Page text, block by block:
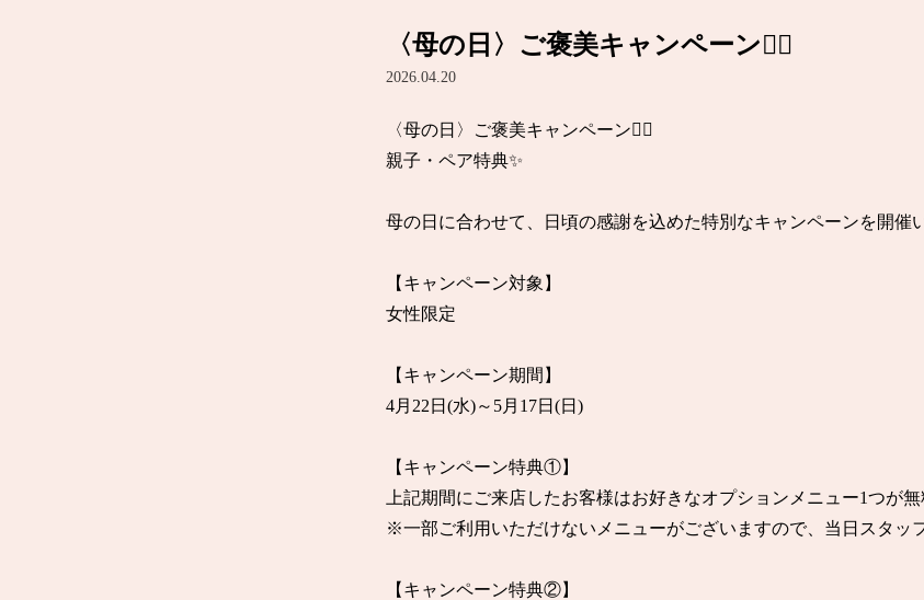
〈母の日〉ご褒美キャンペーン❤️‍🔥
2026.04.20
〈母の日〉ご褒美キャンペーン❤️‍🔥
親子・ペア特典✨
母の日に合わせて、日頃の感謝を込めた特別なキャンペーンを開催
【キャンペーン対象】
女性限定
【キャンペーン期間】
4月22日(水)～5月17日(日)
【キャンペーン特典①】
上記期間にご来店したお客様はお好きなオプションメニュー1つが無
※一部ご利用いただけないメニューがございますので、当日スタッ
【キャンペーン特典②】